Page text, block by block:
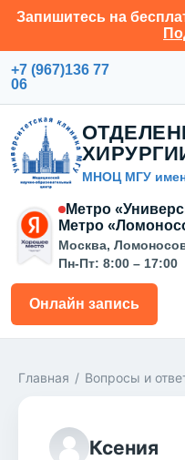
Запишитесь на
+7 (967)136 77
06
МНОЦ МГУ
Метро
Метро
Москва,
Пн-Пт: 8:00 – 17:00
Онлайн запись
Главная / Вопросы и
Ксения